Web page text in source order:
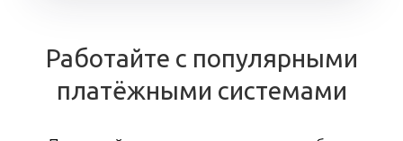
Работайте с популярными
платёжными системами